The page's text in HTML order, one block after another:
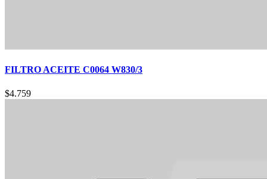
FILTRO ACEITE C0064 W830/3
$4.759